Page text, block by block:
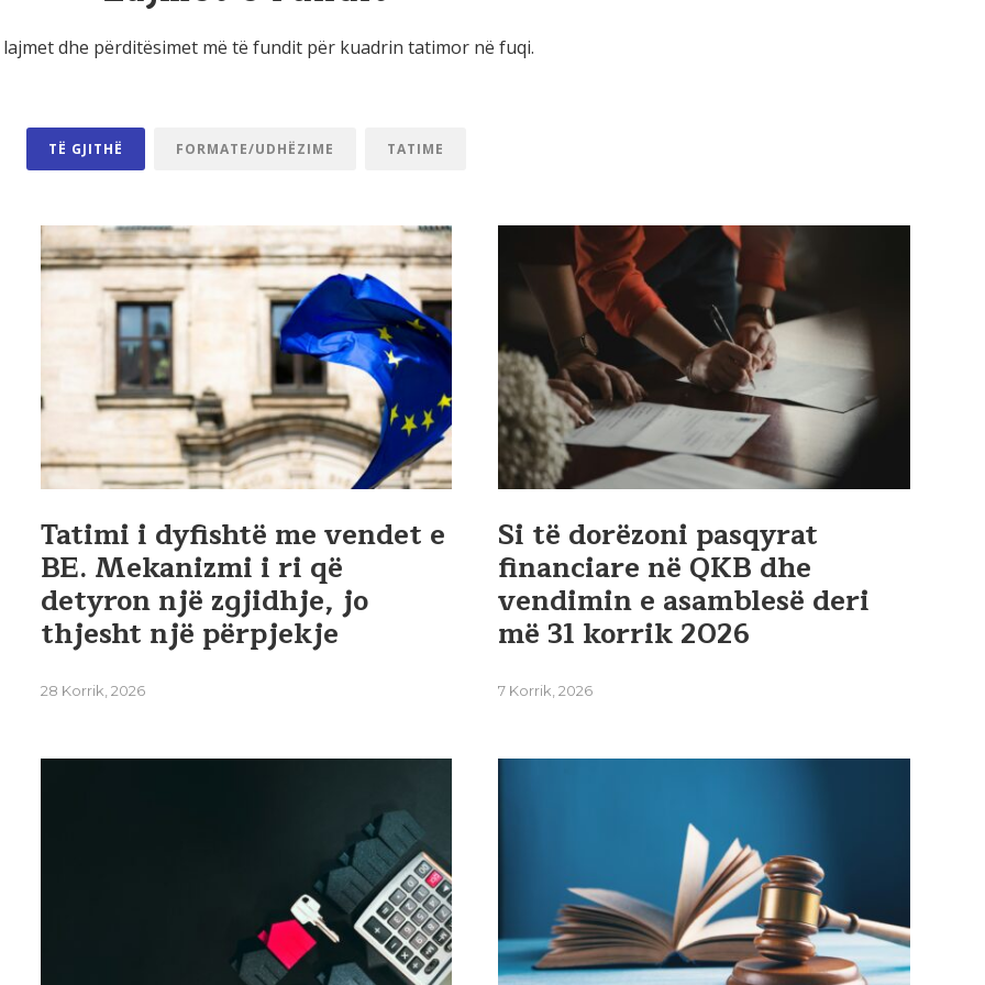
lajmet dhe përditësimet më të fundit për kuadrin tatimor në fuqi.
TË GJITHË FORMATE/UDHËZIME TATIME
Tatimi i dyfishtë me vendet e
BE. Mekanizmi i ri që
detyron një zgjidhje, jo
thjesht një përpjekje
28 Korrik, 2026
Si të dorëzoni pasqyrat
financiare në QKB dhe
vendimin e asamblesë deri
më 31 korrik 2026
7 Korrik, 2026